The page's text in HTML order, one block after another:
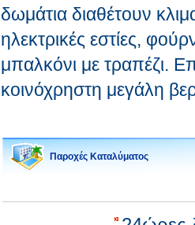
δωμάτια διαθέτουν
ηλεκτρικές εστίες,
μπαλκόνι με τραπέζι.
κοινόχρηστη μεγάλη
Παροχές Καταλύματος